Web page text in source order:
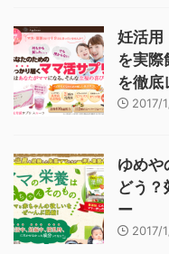
妊活用
を実際
を徹底
2017/
ゆめや
どう？
ー
2017/